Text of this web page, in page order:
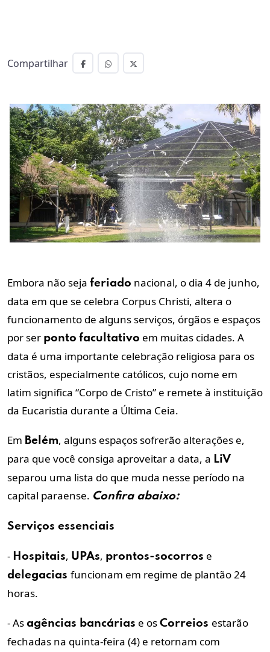
Compartilhar
Embora não seja feriado nacional, o dia 4 de junho,
data em que se celebra Corpus Christi, altera o
funcionamento de alguns serviços, órgãos e espaços
por ser ponto facultativo em muitas cidades. A
data é uma importante celebração religiosa para os
cristãos, especialmente católicos, cujo nome em
latim significa “Corpo de Cristo” e remete à instituição
da Eucaristia durante a Última Ceia.
Em Belém, alguns espaços sofrerão alterações e,
para que você consiga aproveitar a data, a LiV
separou uma lista do que muda nesse período na
capital paraense. Confira abaixo:
Serviços essenciais
- Hospitais, UPAs, prontos-socorros e
delegacias funcionam em regime de plantão 24
horas.
- As agências bancárias e os Correios estarão
fechadas na quinta-feira (4) e retornam com